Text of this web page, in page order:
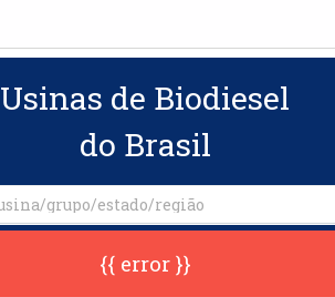
Usinas de Biodiesel
do Brasil
{{ error }}